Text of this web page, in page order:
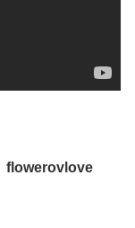
flowerovlove